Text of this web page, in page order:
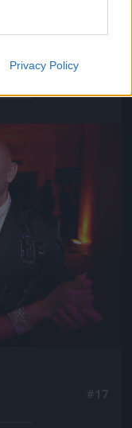
Privacy Policy